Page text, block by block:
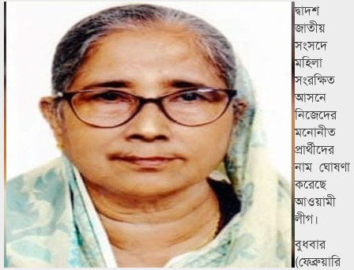
দ্বাদশ
জাতীয়
সংসদে
মহিলা
সংরক্ষিত
আসনে
নিজেদের
মনোনীত
প্রার্থীদের
নাম ঘোষণা
করেছে
আওয়ামী
লীগ।
বুধবার
(ফেব্রুয়ারি